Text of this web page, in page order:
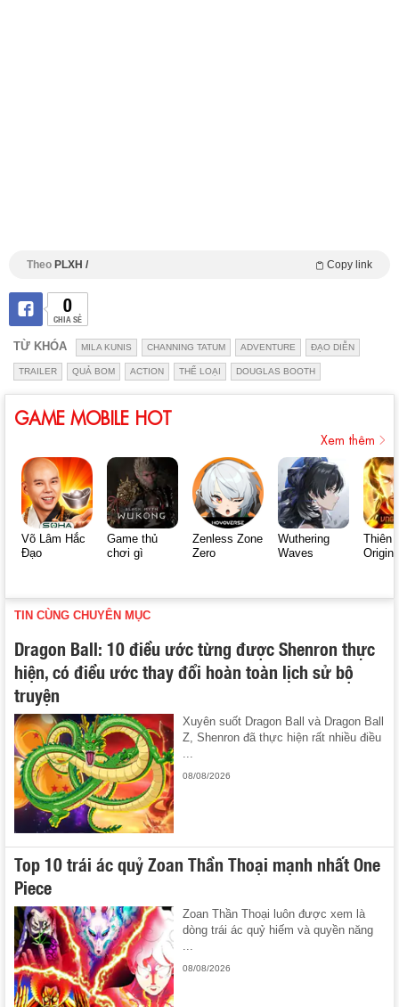
Theo PLXH / Copy link
0
CHIA SẺ
TỪ KHÓA MILA KUNIS CHANNING TATUM ADVENTURE ĐẠO DIỄN
TRAILER QUẢ BOM ACTION THỂ LOẠI DOUGLAS BOOTH
GAME MOBILE HOT
Xem thêm
Võ Lâm Hắc
Đạo
Game thủ
chơi gì
Zenless Zone
Zero
Wuthering
Waves
Thiên
Origin
TIN CÙNG CHUYÊN MỤC
Dragon Ball: 10 điều ước từng được Shenron thực
hiện, có điều ước thay đổi hoàn toàn lịch sử bộ
truyện
Xuyên suốt Dragon Ball và Dragon Ball
Z, Shenron đã thực hiện rất nhiều điều
08/08/2026
Top 10 trái ác quỷ Zoan Thần Thoại mạnh nhất One
Piece
Zoan Thần Thoại luôn được xem là
dòng trái ác quỷ hiếm và quyền năng
...
08/08/2026